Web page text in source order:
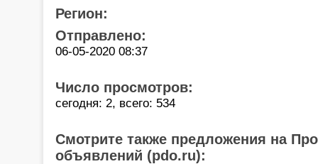
Регион:
Отправлено:
06-05-2020 08:37
Число просмотров:
сегодня: 2, всего: 534
Смотрите также предложения на
объявлений (pdo.ru):